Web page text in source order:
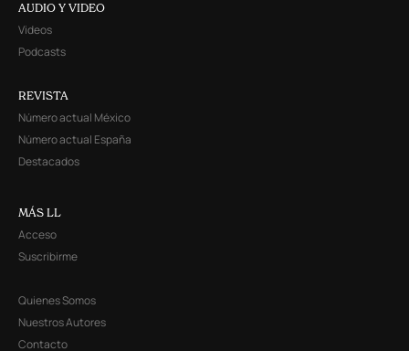
AUDIO Y VIDEO
Videos
Podcasts
REVISTA
Número actual México
Número actual España
Destacados
MÁS LL
Acceso
Suscribirme
Quienes Somos
Nuestros Autores
Contacto